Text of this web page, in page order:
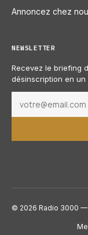
Annoncez chez
NEWSLETTER
Recevez le briefing
désinscription en un
© 2026 Radio 3000 —